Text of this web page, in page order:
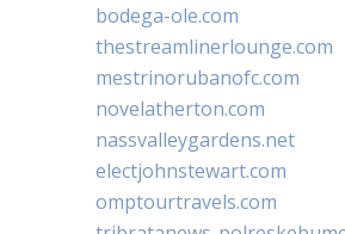
bodega-ole.com
thestreamlinerlounge.com
mestrinorubanofc.com
novelatherton.com
nassvalleygardens.net
electjohnstewart.com
omptourtravels.com